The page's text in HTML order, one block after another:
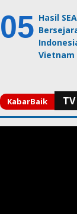
Hasil
Vietnam